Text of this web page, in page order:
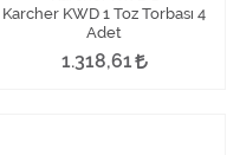
Karcher KWD 1 Toz Torbası 4
Adet
1.318,61